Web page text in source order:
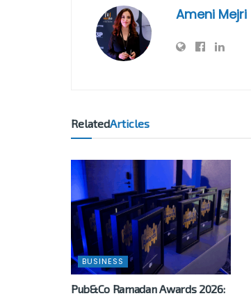
Ameni Mejri
RelatedArticles
BUSINESS
Pub&Co Ramadan Awards 2026: